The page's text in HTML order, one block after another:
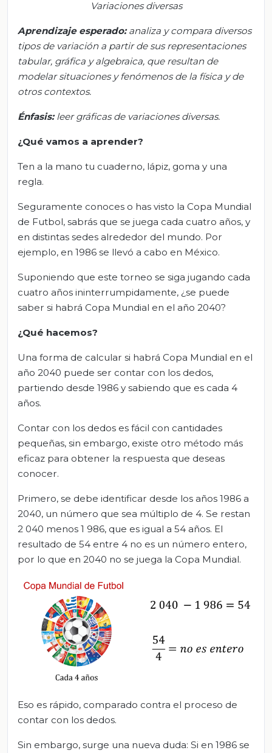
Variaciones diversas
Aprendizaje esperado:analiza y compara diversos
tipos de variación a partir de sus representaciones
tabular, gráfica y algebraica, que resultan de
modelar situaciones y fenómenos de la física y de
otros contextos.
Énfasis:leer gráficas de variaciones diversas.
¿Qué vamos a aprender?
Ten a la mano tu cuaderno, lápiz, goma y una
regla.
Seguramente conoces o has visto la Copa Mundial
de Futbol, sabrás que se juega cada cuatro años, y
en distintas sedes alrededor del mundo. Por
ejemplo, en 1986 se llevó a cabo en México.
Suponiendo que este torneo se siga jugando cada
cuatro años ininterrumpidamente, ¿se puede
saber si habrá Copa Mundial en el año 2040?
¿Qué hacemos?
Una forma de calcular si habrá Copa Mundial en el
año 2040 puede ser contar con los dedos,
partiendo desde 1986 y sabiendo que es cada 4
años.
Contar con los dedos es fácil con cantidades
pequeñas, sin embargo, existe otro método más
eficaz para obtener la respuesta que deseas
conocer.
Primero, se debe identificar desde los años 1986 a
2040, un número que sea múltiplo de 4. Se restan
2 040 menos 1 986, que es igual a 54 años. El
resultado de 54 entre 4 no es un número entero,
por lo que en 2040 no se juega la Copa Mundial.
Eso es rápido, comparado contra el proceso de
contar con los dedos.
Sin embargo, surge una nueva duda: Si en 1986 se